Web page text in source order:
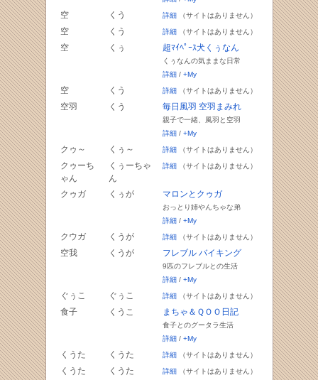
空 くう 詳細（サイトはありません）
空 くう 詳細（サイトはありません）
空 くぅ 超ﾏｲﾍﾟｰｽ犬くぅなん
くぅなんの気ままな日常
詳細/ +My
空 くう 詳細（サイトはありません）
空羽 くう 毎日風羽 空羽まみれ
親子で一緒、風羽と空羽
詳細/ +My
クゥ～ くぅ～ 詳細（サイトはありません）
クゥーち
ゃん
くぅーちゃ
ん
詳細（サイトはありません）
クゥガ くぅが マロンとクゥガ
おっとり姉やんちゃな弟
詳細/ +My
クウガ くうが 詳細（サイトはありません）
空我 くうが フレブル バイキング
9匹のフレブルとの生活
詳細/ +My
ぐぅこ ぐぅこ 詳細（サイトはありません）
食子 くうこ まちゃ＆ＱＯＯ日記
食子とのグータラ生活
詳細/ +My
くうた くうた 詳細（サイトはありません）
くうた くうた 詳細（サイトはありません）